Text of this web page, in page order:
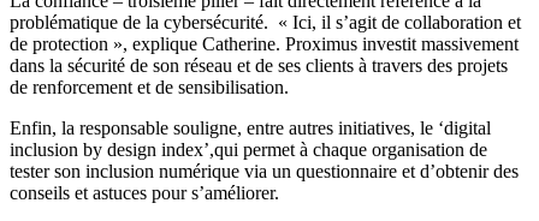
problématique de la cybersécurité. « Ici, il s’agit de collaboration et
de protection », explique Catherine. Proximus investit massivement
dans la sécurité de son réseau et de ses clients à travers des projets
de renforcement et de sensibilisation.
Enfin, la responsable souligne, entre autres initiatives, le ‘digital
inclusion by design index’,qui permet à chaque organisation de
tester son inclusion numérique via un questionnaire et d’obtenir des
conseils et astuces pour s’améliorer.